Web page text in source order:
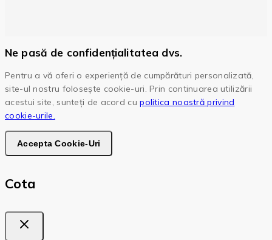
Ne pasă de confidențialitatea dvs.
Pentru a vă oferi o experiență de cumpărături personalizată,
site-ul nostru folosește cookie-uri. Prin continuarea utilizării
acestui site, sunteți de acord cupolitica noastră privind
cookie-urile.
Accepta Cookie-Uri
Cota